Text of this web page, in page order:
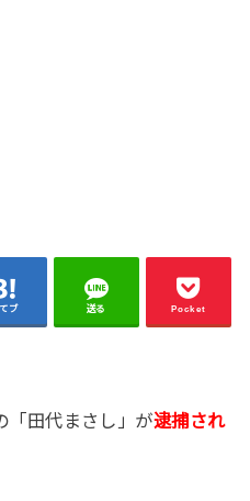
ブ 送る Pocket
「田代まさし」が逮捕され